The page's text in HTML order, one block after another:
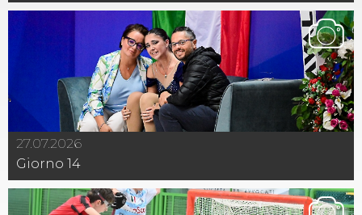
27.07.2026
Giorno 14